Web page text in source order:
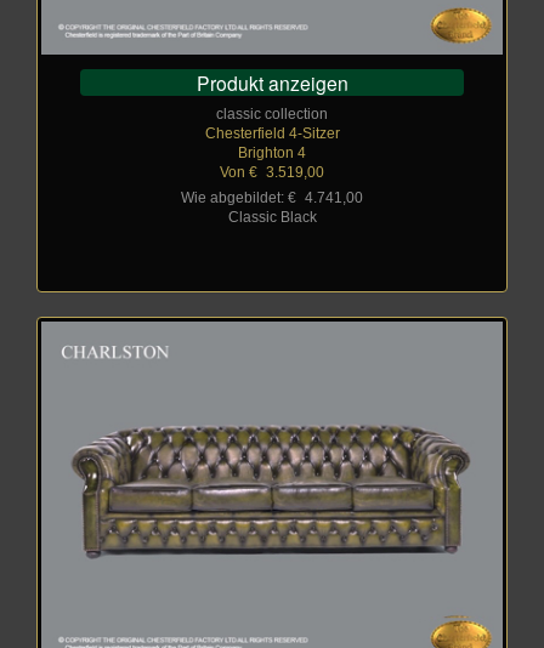
Produkt anzeigen
classic collection
Chesterfield 4-Sitzer
Brighton 4
Von € 3.519,00
Wie abgebildet: € 4.741,00
Classic Black